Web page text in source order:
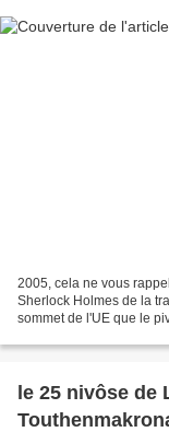
2005, cela ne vous
Sherlock Holmes de la
sommet de l'UE que le
le 25 nivôse de